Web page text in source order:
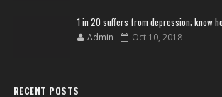
1 in 20 suffers from depression; know
Admin Oct 10, 2018
RECENT POSTS